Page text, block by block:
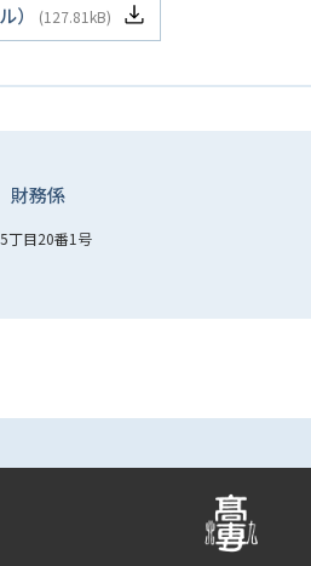
） 127.81kB
務係
丁目20番1号